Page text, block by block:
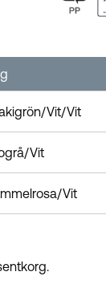
Vit/Vit
Vit
Vit